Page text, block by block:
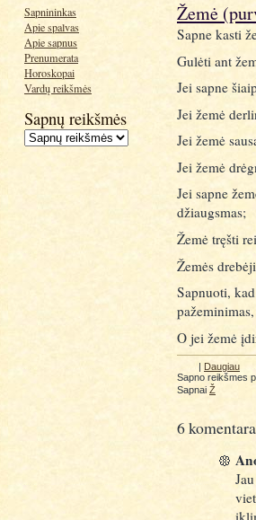
Sapnininkas
Apie spalvas
Apie sapnus
Prenumerata
Horoskopai
Vardų reikšmės
Sapnų reikšmės
Žemė
Sapne kasti
Gulėti ant
Jei sapne
Jei žemė
Jei žemė
Jei žemė
Jei sapne
džiaugsmas;
Žemė tręšti
Žemės
Sapnuoti,
O jei žemė
Daugiau
Sapno reikšmes
Sapnai Ž
6